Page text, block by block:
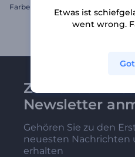
Zu
Newsletter
Gehören Sie zu den
neuesten Nachrichten
erhalten
Etwas ist
went wrong.